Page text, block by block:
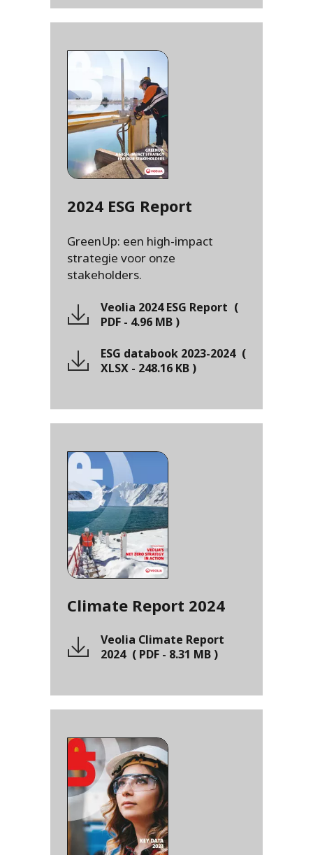
2024 ESG Report
GreenUp: een high-impact
strategie voor onze
stakeholders.
Veolia 2024 ESG Report (
PDF - 4.96 MB )
ESG databook 2023-2024 (
XLSX - 248.16 KB )
Climate Report 2024
Veolia Climate Report
2024 ( PDF - 8.31 MB )